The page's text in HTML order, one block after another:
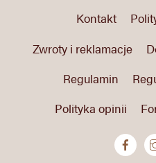
Kontakt
Zwroty i reklamacje
Regulamin
Polityka opinii